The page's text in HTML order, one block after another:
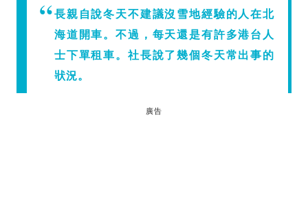
長親自說冬天不建議沒雪地經驗的人在北
海道開車。不過，每天還是有許多港台人
士下單租車。社長說了幾個冬天常出事的
狀況。
廣告